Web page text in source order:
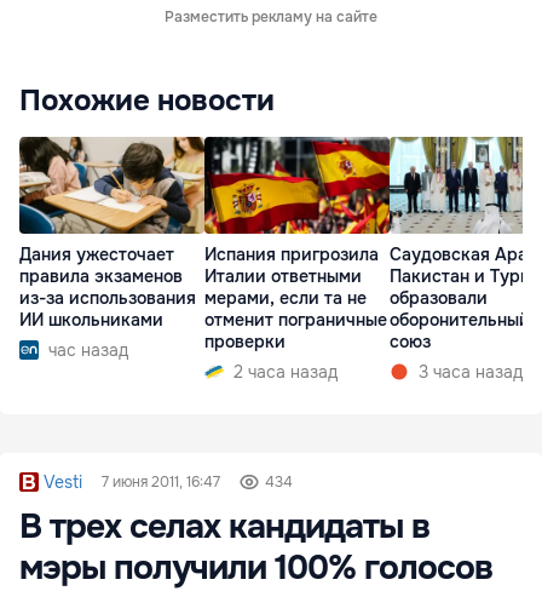
Разместить рекламу на сайте
Похожие новости
Дания ужесточает
правила экзаменов
из-за использования
ИИ школьниками
час назад
Испания пригрозила
Италии ответными
мерами, если та не
отменит пограничные
проверки
2 часа назад
Саудовская
Пакистан и
образовали
оборонительный
союз
3 часа назад
Vesti 7 июня 2011, 16:47 434
В трех селах кандидаты в
мэры получили 100% голосов